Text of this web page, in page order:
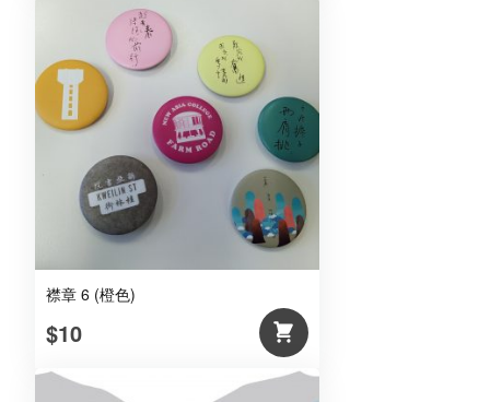
襟章 6 (橙色)
$10